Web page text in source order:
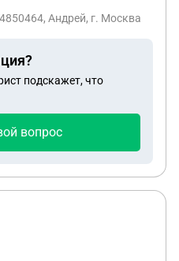
Андрей, г. Москва
подскажет, что
вопрос